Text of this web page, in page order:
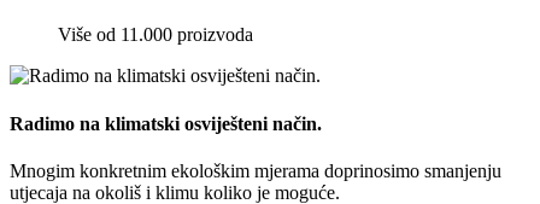
Više od 11.000 proizvoda
Radimo na klimatski osviješteni način.
Mnogim konkretnim ekološkim mjerama doprinosimo smanjenju
utjecaja na okoliš i klimu koliko je moguće.